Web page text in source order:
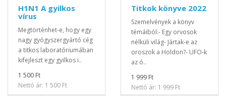
H1N1 A gyilkos
vírus
Megtörténhet-e, hogy egy
nagy gyógyszergyártó cég
a titkos laboratóriumában
kifejleszt egy gyilkos i..
1 500 Ft
Nettó ár: 1 500 Ft
Titkok könyve 2022
Szemelvények a könyv
témáiból:- Egy orvosok
nélküli világ- Jártak-e az
oroszok a Holdon?- UFO-k
az ó..
1 999 Ft
Nettó ár: 1 999 Ft